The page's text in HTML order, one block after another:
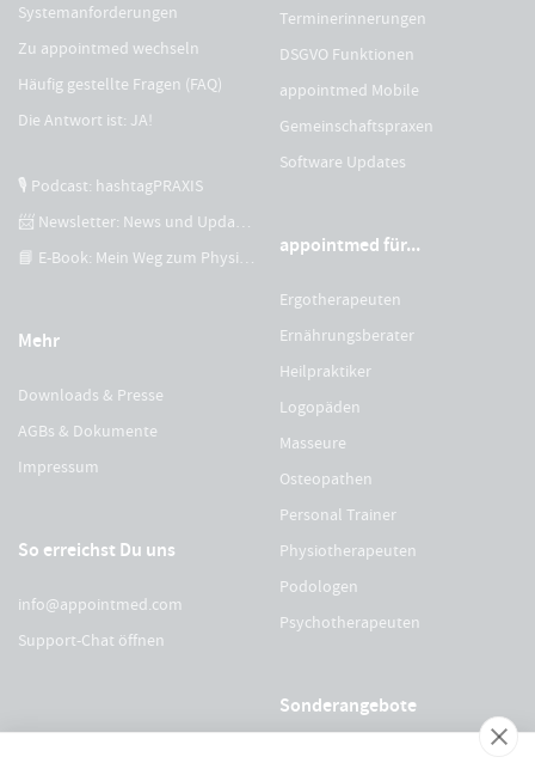
Systemanforderungen
Zu appointmed wechseln
Häufig gestellte Fragen (FAQ)
Die Antwort ist: JA!
🎙 Podcast: hashtagPRAXIS
📨 Newsletter: News und Updates
📘 E-Book: Mein Weg zum Physiotherapeuten
Mehr
Downloads & Presse
AGBs & Dokumente
Impressum
So erreichst Du uns
info@appointmed.com
Support-Chat öffnen
Terminerinnerungen
DSGVO Funktionen
appointmed Mobile
Gemeinschaftspraxen
Software Updates
appointmed für...
Ergotherapeuten
Ernährungsberater
Heilpraktiker
Logopäden
Masseure
Osteopathen
Personal Trainer
Physiotherapeuten
Podologen
Psychotherapeuten
Sonderangebote